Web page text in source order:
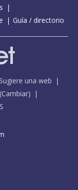
Guía / directorio
Sugiere una web
(Cambiar)